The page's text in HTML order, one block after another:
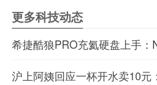
更多科技动态
希捷酷狼PRO充氦硬盘上手：
沪上阿姨回应一杯开水卖10元：网友